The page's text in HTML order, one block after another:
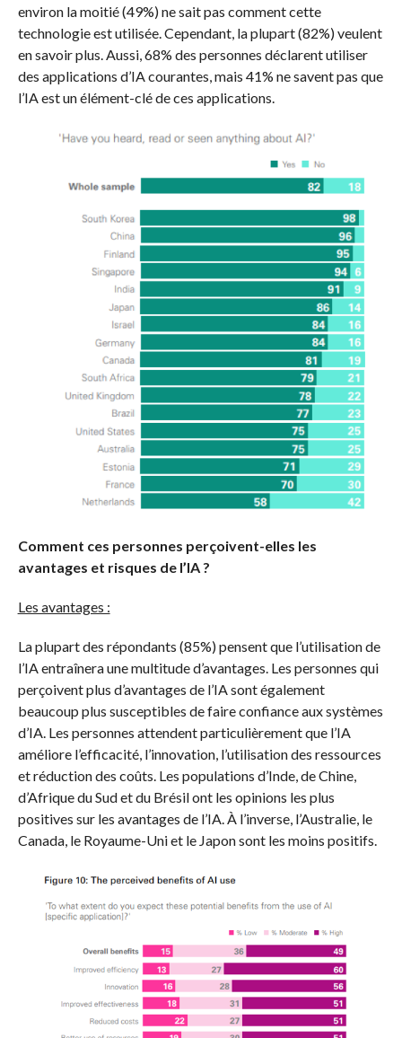
environ la moitié (49%) ne sait pas comment cette
technologie est utilisée. Cependant, la plupart (82%) veulent
en savoir plus. Aussi, 68% des personnes déclarent utiliser
des applications d’IA courantes, mais 41% ne savent pas que
l’IA est un élément-clé de ces applications.
Comment ces personnes perçoivent-elles les
avantages et risques de l’IA ?
Les avantages :
La plupart des répondants (85%) pensent que l’utilisation de
l’IA entraînera une multitude d’avantages. Les personnes qui
perçoivent plus d’avantages de l’IA sont également
beaucoup plus susceptibles de faire confiance aux systèmes
d’IA. Les personnes attendent particulièrement que l’IA
améliore l’efficacité, l’innovation, l’utilisation des ressources
et réduction des coûts. Les populations d’Inde, de Chine,
d’Afrique du Sud et du Brésil ont les opinions les plus
positives sur les avantages de l’IA. À l’inverse, l’Australie, le
Canada, le Royaume-Uni et le Japon sont les moins positifs.